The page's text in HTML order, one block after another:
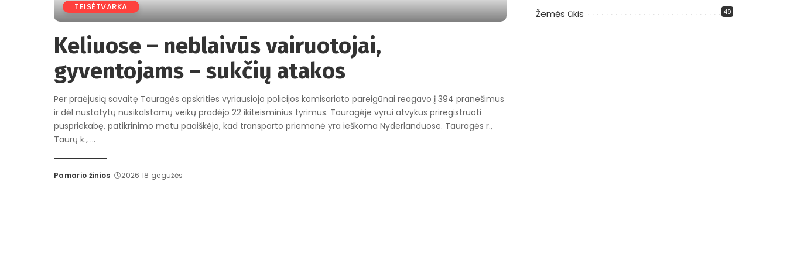
TEISĖTVARKA
Keliuose – neblaivūs vairuotojai,
gyventojams – sukčių atakos
Per praėjusią savaitę Tauragės apskrities vyriausiojo policijos komisariato pareigūnai reagavo į 394 pranešimus
ir dėl nustatytų nusikalstamų veikų pradėjo 22 ikiteisminius tyrimus. Tauragėje vyrui atvykus priregistruoti
puspriekabę, patikrinimo metu paaiškėjo, kad transporto priemonė yra ieškoma Nyderlanduose. Tauragės r.,
Taurų k., ...
Posted
Pamario žinios 2026 18 gegužės
Žemės ūkis 49